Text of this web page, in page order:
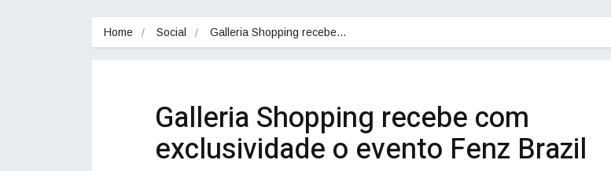
Home Social Galleria Shopping recebe…
Galleria Shopping recebe com
exclusividade o evento Fenz Brazil